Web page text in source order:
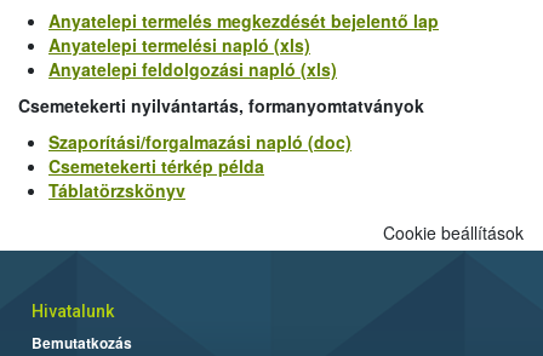
Anyatelepi termelés megkezdését bejelentő lap
Anyatelepi termelési napló (xls)
Anyatelepi feldolgozási napló (xls)
Csemetekerti nyilvántartás, formanyomtatványok
Szaporítási/forgalmazási napló (doc)
Csemetekerti térkép példa
Táblatörzskönyv
Cookie beállítások
Hivatalunk
Bemutatkozás